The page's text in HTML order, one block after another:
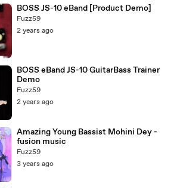
BOSS JS-10 eBand [Product Demo]
Fuzz59
2 years ago
BOSS eBand JS-10 GuitarBass Trainer
Demo
Fuzz59
2 years ago
Amazing Young Bassist Mohini Dey -
fusion music
Fuzz59
3 years ago